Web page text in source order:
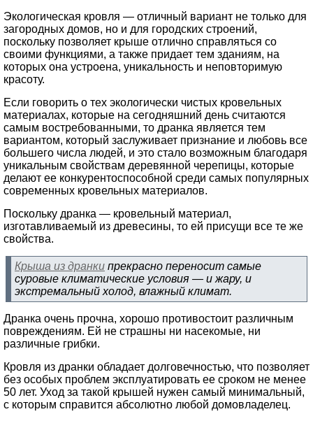
Экологическая кровля — отличный вариант не только для
загородных домов, но и для городских строений,
поскольку позволяет крыше отлично справляться со
своими функциями, а также придает тем зданиям, на
которых она устроена, уникальность и неповторимую
красоту.
Если говорить о тех экологически чистых кровельных
материалах, которые на сегодняшний день считаются
самым востребованными, то дранка является тем
вариантом, который заслуживает признание и любовь все
большего числа людей, и это стало возможным благодаря
уникальным свойствам деревянной черепицы, которые
делают ее конкурентоспособной среди самых популярных
современных кровельных материалов.
Поскольку дранка — кровельный материал,
изготавливаемый из древесины, то ей присущи все те же
свойства.
Крыша из дранки прекрасно переносит самые
суровые климатические условия — и жару, и
экстремальный холод, влажный климат.
Дранка очень прочна, хорошо противостоит различным
повреждениям. Ей не страшны ни насекомые, ни
различные грибки.
Кровля из дранки обладает долговечностью, что позволяет
без особых проблем эксплуатировать ее сроком не менее
50 лет. Уход за такой крышей нужен самый минимальный,
с которым справится абсолютно любой домовладелец.